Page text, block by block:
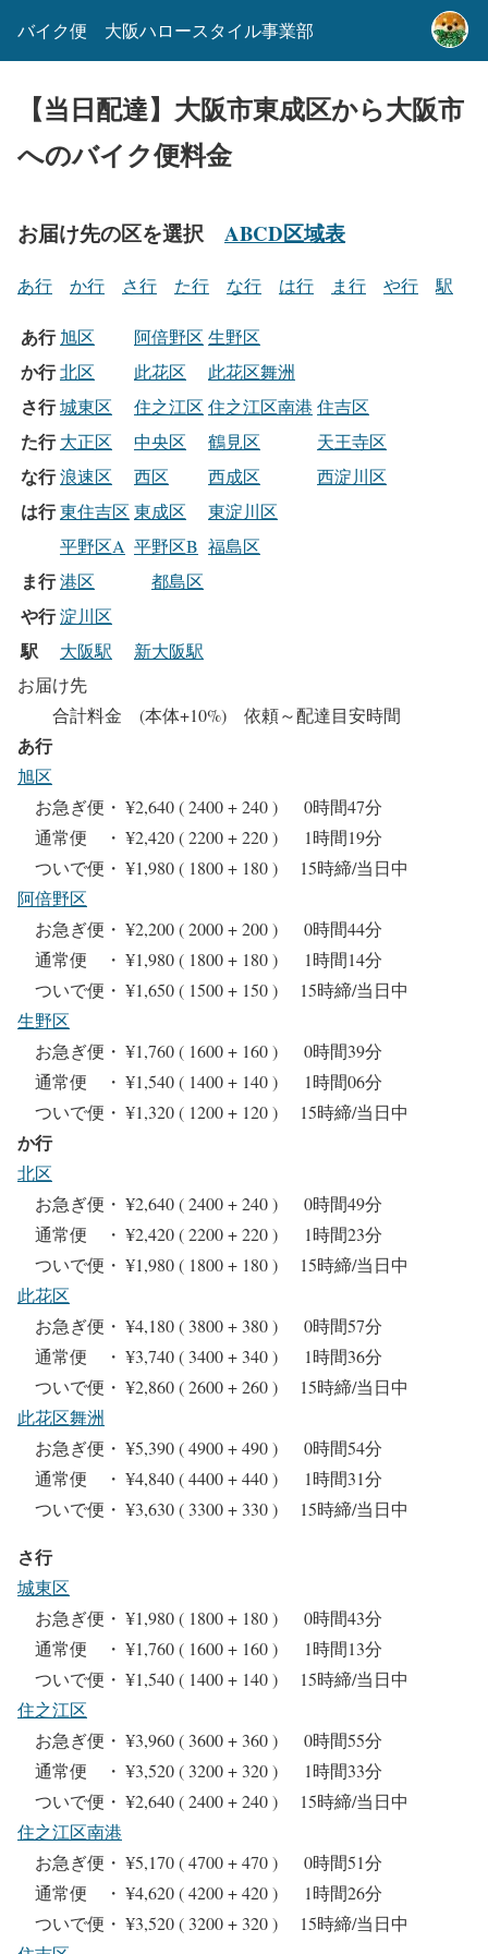
バイク便 大阪ハロースタイル事業部
【当日配達】大阪市東成区から大阪市
へのバイク便料金
お届け先の区を選択 ABCD区域表
あ行 か行 さ行 た行 な行 は行 ま行 や行 駅
あ行 旭区 阿倍野区 生野区
か行北区 此花区 此花区舞洲
さ行城東区 住之江区 住之江区南港 住吉区
た行 大正区 中央区 鶴見区 天王寺区
な行浪速区 西区 西成区 西淀川区
は行東住吉区 東成区
東淀川区
平野区A 平野区B 福島区
ま行港区 都島区
や行淀川区
駅 大阪駅
新大阪駅
お届け先
合計料金 (本体+10%) 依頼～配達目安時間
あ行
旭区
お急ぎ便・ ¥2,640 ( 2400 + 240 ) 0時間47分
通常便 ・ ¥2,420 ( 2200 + 220 ) 1時間19分
ついで便・ ¥1,980 ( 1800 + 180 ) 15時締/当日中
阿倍野区
お急ぎ便・ ¥2,200 ( 2000 + 200 ) 0時間44分
通常便 ・ ¥1,980 ( 1800 + 180 ) 1時間14分
ついで便・ ¥1,650 ( 1500 + 150 ) 15時締/当日中
生野区
お急ぎ便・ ¥1,760 ( 1600 + 160 ) 0時間39分
通常便 ・ ¥1,540 ( 1400 + 140 ) 1時間06分
ついで便・ ¥1,320 ( 1200 + 120 ) 15時締/当日中
か行
北区
お急ぎ便・ ¥2,640 ( 2400 + 240 ) 0時間49分
通常便 ・ ¥2,420 ( 2200 + 220 ) 1時間23分
ついで便・ ¥1,980 ( 1800 + 180 ) 15時締/当日中
此花区
お急ぎ便・ ¥4,180 ( 3800 + 380 ) 0時間57分
通常便 ・ ¥3,740 ( 3400 + 340 ) 1時間36分
ついで便・ ¥2,860 ( 2600 + 260 ) 15時締/当日中
此花区舞洲
お急ぎ便・ ¥5,390 ( 4900 + 490 ) 0時間54分
通常便 ・ ¥4,840 ( 4400 + 440 ) 1時間31分
ついで便・ ¥3,630 ( 3300 + 330 ) 15時締/当日中
さ行
城東区
お急ぎ便・ ¥1,980 ( 1800 + 180 ) 0時間43分
通常便 ・ ¥1,760 ( 1600 + 160 ) 1時間13分
ついで便・ ¥1,540 ( 1400 + 140 ) 15時締/当日中
住之江区
お急ぎ便・ ¥3,960 ( 3600 + 360 ) 0時間55分
通常便 ・ ¥3,520 ( 3200 + 320 ) 1時間33分
ついで便・ ¥2,640 ( 2400 + 240 ) 15時締/当日中
住之江区南港
お急ぎ便・ ¥5,170 ( 4700 + 470 ) 0時間51分
通常便 ・ ¥4,620 ( 4200 + 420 ) 1時間26分
ついで便・ ¥3,520 ( 3200 + 320 ) 15時締/当日中